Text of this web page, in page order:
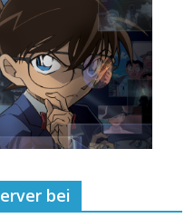
bei